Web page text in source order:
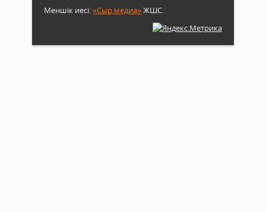
Меншік иесі:«Сыр медиа»ЖШС.